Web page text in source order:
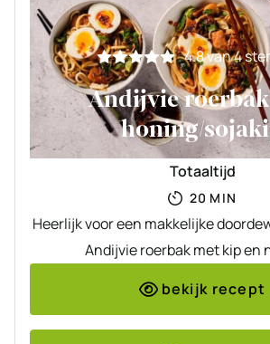
4.8van4
Andijvie
honing/
Totaaltijd
20 MINUTEN
MIN
Heerlijk voor een makkelijke
Andijvie roerbak met kip en
bekijk recept